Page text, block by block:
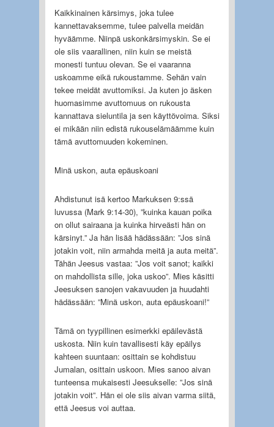
Kaikkinainen kärsimys, joka tulee
kannettavaksemme, tulee palvella meidän
hyväämme. Niinpä uskonkärsimyskin. Se ei
ole siis vaarallinen, niin kuin se meistä
monesti tuntuu olevan. Se ei vaaranna
uskoamme eikä rukoustamme. Sehän vain
tekee meidät avuttomiksi. Ja kuten jo äsken
huomasimme avuttomuus on rukousta
kannattava sieluntila ja sen käyttövoima. Siksi
ei mikään niin edistä rukouselämäämme kuin
tämä avuttomuuden kokeminen.
Minä uskon, auta epäuskoani
Ahdistunut isä kertoo Markuksen 9:ssä
luvussa (Mark 9:14-30), ”kuinka kauan poika
on ollut sairaana ja kuinka hirveästi hän on
kärsinyt.” Ja hän lisää hädässään: ”Jos sinä
jotakin voit, niin armahda meitä ja auta meitä”.
Tähän Jeesus vastaa: ”Jos voit sanot; kaikki
on mahdollista sille, joka uskoo”. Mies käsitti
Jeesuksen sanojen vakavuuden ja huudahti
hädässään: ”Minä uskon, auta epäuskoani!”
Tämä on tyypillinen esimerkki epäilevästä
uskosta. Niin kuin tavallisesti käy epäilys
kahteen suuntaan: osittain se kohdistuu
Jumalan, osittain uskoon. Mies sanoo aivan
tunteensa mukaisesti Jeesukselle: ”Jos sinä
jotakin voit”. Hän ei ole siis aivan varma siitä,
että Jeesus voi auttaa.